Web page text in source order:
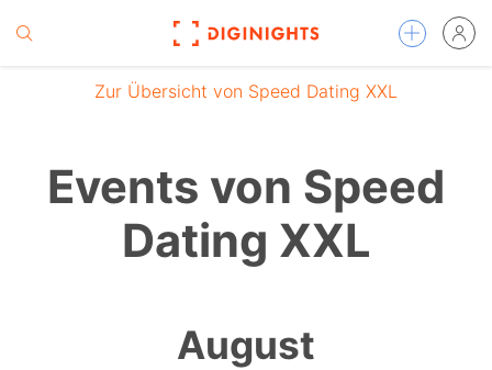
Zur Übersicht von Speed Dating XXL
Events von Speed
Dating XXL
August